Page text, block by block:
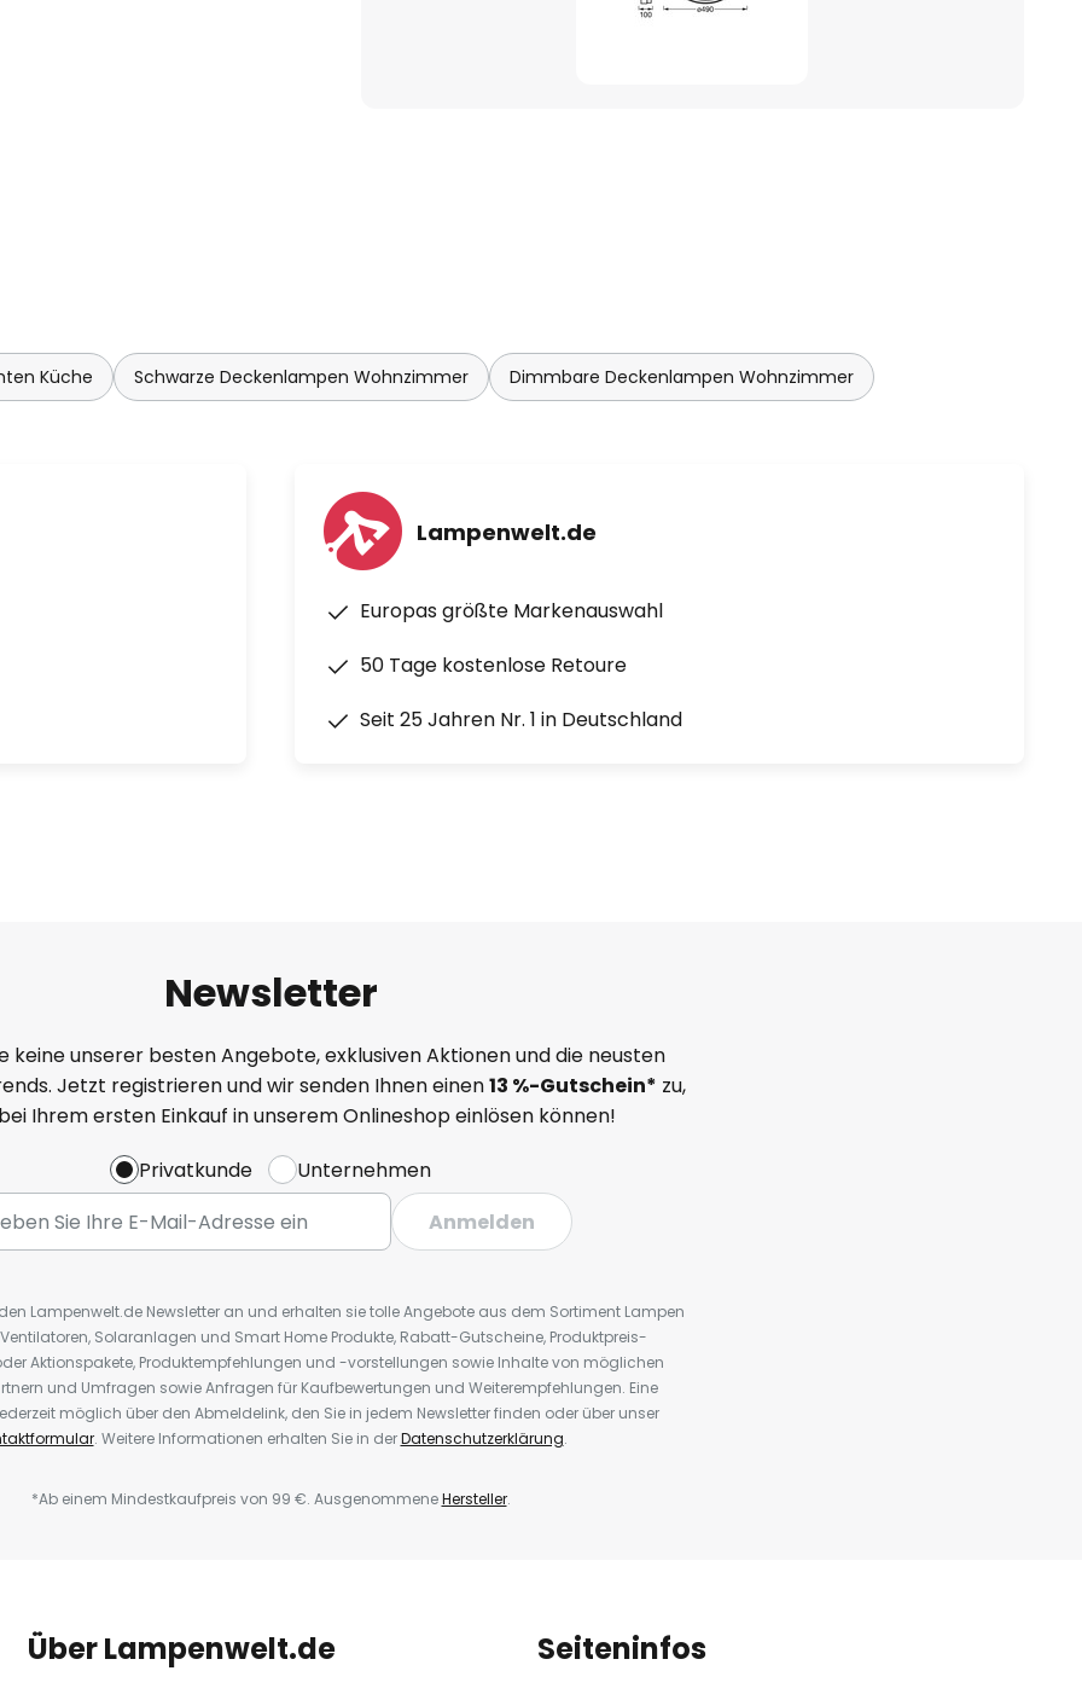
Wohn-, Kinder- oder
mit der SMART+ App
Küche Schwarze Deckenlampen Wohnzimmer Dimmbare Deckenlampen Wohnzimmer
Lampenwelt.de
Europas größte Markenauswahl
50 Tage kostenlose Retoure
Seit 25 Jahren Nr. 1 in Deutschland
Newsletter
keine unserer besten Angebote, exklusiven Aktionen und die neusten
Jetzt registrieren und wir senden Ihnen einen13 %-Gutschein* zu,
Ihrem ersten Einkauf in unserem Onlineshop einlösen können!
Privatkunde
Unternehmen
Anmelden
Lampenwelt.de Newsletter an und erhalten sie tolle Angebote aus dem Sortiment Lampen
Solaranlagen und Smart Home Produkte, Rabatt-Gutscheine, Produktpreis-
Aktionspakete, Produktempfehlungen und -vorstellungen sowie Inhalte von möglichen
und Umfragen sowie Anfragen für Kaufbewertungen und Weiterempfehlungen. Eine
möglich über den Abmeldelink, den Sie in jedem Newsletter finden oder über unser
. Weitere Informationen erhalten Sie in derDatenschutzerklärung.
*Ab einem Mindestkaufpreis von 99 €. AusgenommeneHersteller.
Über Lampenwelt.de Seiteninfos